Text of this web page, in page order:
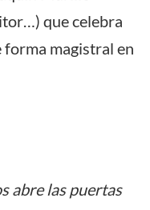
que celebra
forma magistral en
abre las puertas